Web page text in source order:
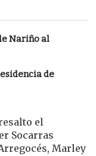
Nariño al
de
el
Socarras
Marley